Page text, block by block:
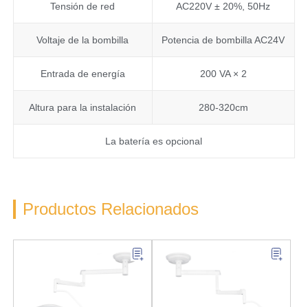
Tensión de red AC220V ± 20%, 50Hz
Voltaje de la bombilla Potencia de bombilla AC24V
Entrada de energía 200 VA × 2
Altura para la instalación 280-320cm
La batería es opcional
Productos Relacionados